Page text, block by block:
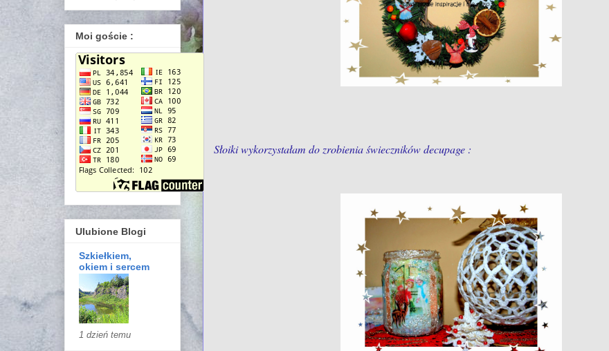
Słoiki wykorzystałam do zrobienia świeczników decupage :
Moi goście :
Ulubione Blogi
Szkiełkiem,
okiem i sercem
1 dzień temu